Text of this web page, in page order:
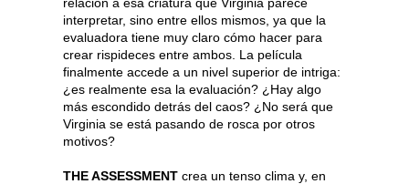
interpretar, sino entre ellos mismos, ya que la
evaluadora tiene muy claro cómo hacer para
crear rispideces entre ambos. La película
finalmente accede a un nivel superior de intriga:
¿es realmente esa la evaluación? ¿Hay algo
más escondido detrás del caos? ¿No será que
Virginia se está pasando de rosca por otros
motivos?
THE ASSESSMENT crea un tenso clima y, en